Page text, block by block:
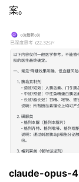
案。
claude-opus-